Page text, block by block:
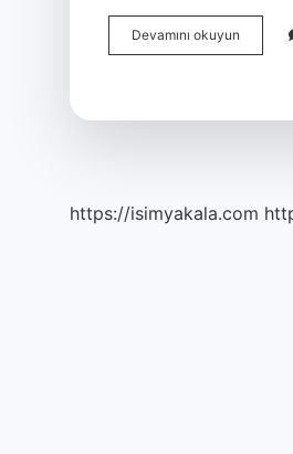
Devamını okuyun
Kıyafet
https://isimyakala.com